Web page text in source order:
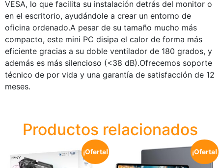
VESA, lo que facilita su instalación detrás del monitor o
en el escritorio, ayudándole a crear un entorno de
oficina ordenado.A pesar de su tamaño mucho más
compacto, este mini PC disipa el calor de forma más
eficiente gracias a su doble ventilador de 180 grados, y
además es más silencioso (<38 dB).Ofrecemos soporte
técnico de por vida y una garantía de satisfacción de 12
meses.
Productos relacionados
¡Oferta! ¡Oferta!